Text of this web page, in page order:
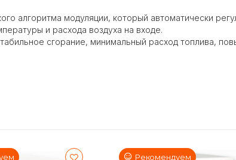
алгоритма модуляции, который автоматически
и расхода воздуха на входе.
сгорание, минимальный расход топлива,
Рекомендуем